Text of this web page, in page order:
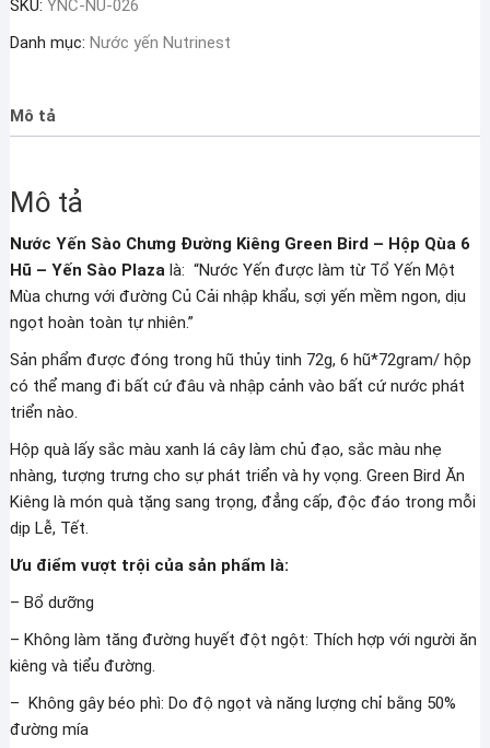
Chưng
Đường
Bird
-
Quà
6
Hũ
số
lượng
SKU: YNC-NU-026
Danh mục: Nước yến Nutrinest
Mô tả
Mô tả
Nước Yến Sào Chưng Đường Kiêng Green Bird – Hộp Qùa 6
Hũ – Yến Sào Plazalà: “Nước Yến được làm từ Tổ Yến Một
Mùa chưng với đường Củ Cải nhập khẩu, sợi yến mềm ngon, dịu
ngọt hoàn toàn tự nhiên.”
Sản phẩm được đóng trong hũ thủy tinh 72g, 6 hũ*72gram/ hộp
có thể mang đi bất cứ đâu và nhập cảnh vào bất cứ nước phát
triển nào.
Hộp quà lấy sắc màu xanh lá cây làm chủ đạo, sắc màu nhẹ
nhàng, tượng trưng cho sự phát triển và hy vọng. Green Bird Ăn
Kiêng là món quà tặng sang trọng, đẳng cấp, độc đáo trong mỗi
dịp Lễ, Tết.
Ưu điểm vượt trội của sản phẩm là:
– Bổ dưỡng
– Không làm tăng đường huyết đột ngột: Thích hợp với người ăn
kiêng và tiểu đường.
– Không gây béo phì: Do độ ngọt và năng lượng chỉ bằng 50%
đường mía